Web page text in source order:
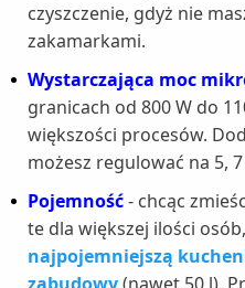
czyszczenie, gdyż nie
zakamarkami.
Wystarczająca moc
granicach od 800 W do
większości procesów.
możesz regulować na 5,
Pojemność- chcąc
te dla większej ilości
najpojemniejszą